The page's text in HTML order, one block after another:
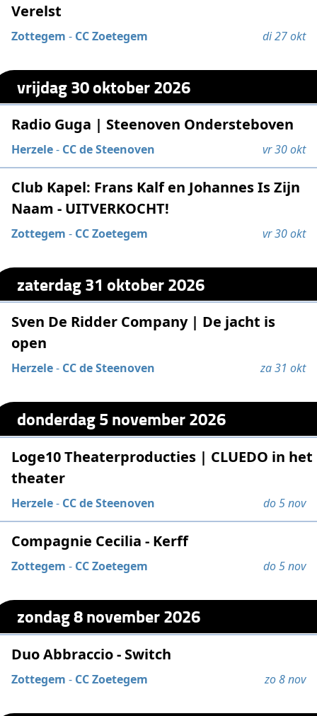
Verelst
Zottegem - CC Zoetegem di 27 okt
vrijdag 30 oktober 2026
Radio Guga | Steenoven Ondersteboven
Herzele- CC de Steenoven vr 30 okt
Club Kapel: Frans Kalf en Johannes Is Zijn
Naam - UITVERKOCHT!
Zottegem - CC Zoetegem vr 30 okt
zaterdag 31 oktober 2026
Sven De Ridder Company | De jacht is
open
Herzele- CC de Steenoven za 31 okt
donderdag 5 november 2026
Loge10 Theaterproducties | CLUEDO in het
theater
Herzele- CC de Steenoven do 5 nov
Compagnie Cecilia - Kerff
Zottegem - CC Zoetegem do 5 nov
zondag 8 november 2026
Duo Abbraccio - Switch
Zottegem - CC Zoetegem zo 8 nov